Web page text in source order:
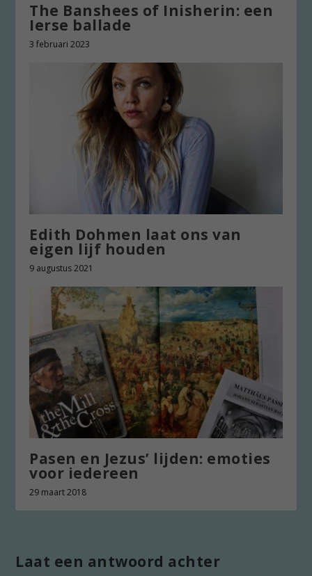
The Banshees of Inisherin: een
Ierse ballade
3 februari 2023
Edith Dohmen laat ons van
eigen lijf houden
9 augustus 2021
Pasen en Jezus’ lijden: emoties
voor iedereen
29 maart 2018
Laat een antwoord achter